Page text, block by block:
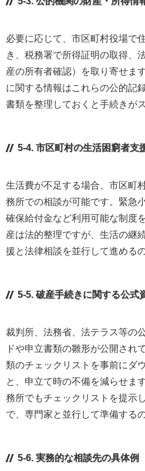
必要に応じて、市区町村役場で
き、税務署で所得証明の取得、
産の所有者確認）を取り寄せま
に関する情報はこれらの公的記
書類を整理しておくと手続きが
5-4. 市区町村の生活困窮者支
生活費が不足する場合、市区町
務所での相談が可能です。緊急
確保給付金など利用可能な制度
産は法的整理ですが、生活の継
援と法律相談を並行して進める
5-5. 破産手続きに関する公式
裁判所、法務省、法テラス等の
ドや申立書類の雛形が公開され
類のチェックリストを事前にダ
と、申立て時の不備を減らせま
務所でもチェックリストを提示
で、専門家と並行して準備する
5-6. 実務的な相談先の具体例